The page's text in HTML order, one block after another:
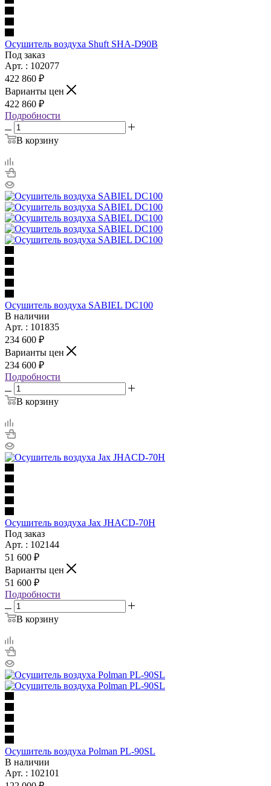
Осушитель воздуха Shuft SHA-D90B
Под заказ
Арт. : 102077
422 860 ₽
Варианты цен
422 860 ₽
Подробности
В корзину
Осушитель воздуха SABIEL DC100
В наличии
Арт. : 101835
234 600 ₽
Варианты цен
234 600 ₽
Подробности
В корзину
Осушитель воздуха Jax JHACD-70H
Под заказ
Арт. : 102144
51 600 ₽
Варианты цен
51 600 ₽
Подробности
В корзину
Осушитель воздуха Polman PL-90SL
В наличии
Арт. : 102101